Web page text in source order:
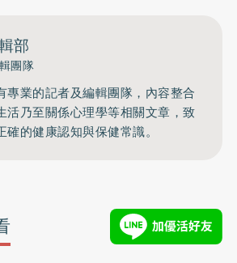
部
團隊
專業的記者及編輯團隊，內容整合
活乃至關係心理學等相關文章，致
的健康認知與保健常識。